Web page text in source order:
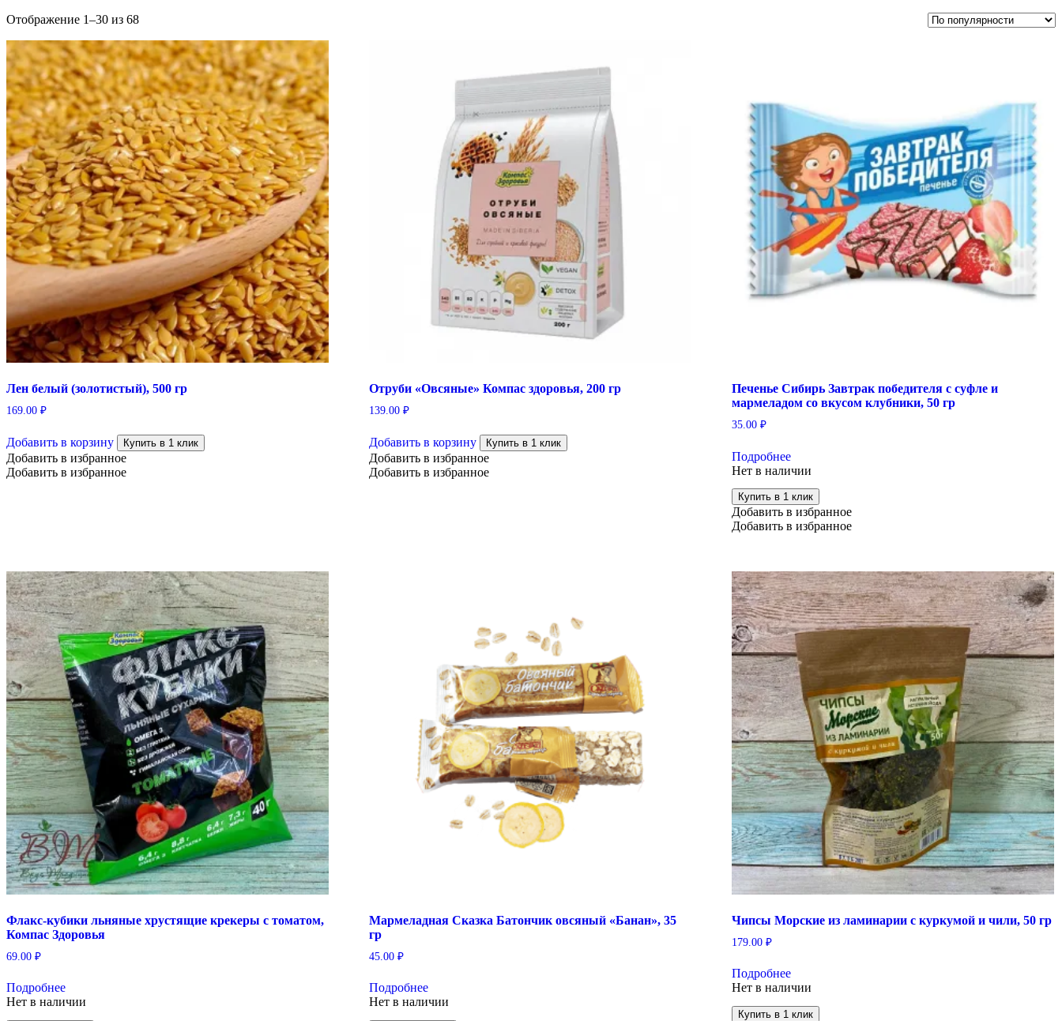
Отображение 1–30 из 68
Лен белый (золотистый), 500 гр
169.00 ₽
Добавить в корзину Купить в 1 клик
Добавить в избранное
Добавить в избранное
Отруби «Овсяные» Компас здоровья, 200 гр
139.00 ₽
Добавить в корзину Купить в 1 клик
Добавить в избранное
Добавить в избранное
Печенье Сибирь Завтрак победителя с суфле и
мармеладом со вкусом клубники, 50 гр
35.00 ₽
Подробнее
Нет в наличии
Купить в 1 клик
Добавить в избранное
Добавить в избранное
Флакс-кубики льняные хрустящие крекеры с томатом,
Компас Здоровья
69.00 ₽
Подробнее
Нет в наличии
Мармеладная Сказка Батончик овсяный «Банан», 35
гр
45.00 ₽
Подробнее
Нет в наличии
Чипсы Морские из ламинарии с куркумой и чили, 50 гр
179.00 ₽
Подробнее
Нет в наличии
Купить в 1 клик